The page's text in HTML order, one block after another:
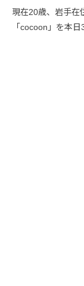
現在20歳、岩手在
「cocoon」を本